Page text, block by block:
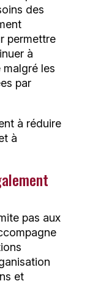
des
permettre
à
les
par
à réduire
à
pas aux
et